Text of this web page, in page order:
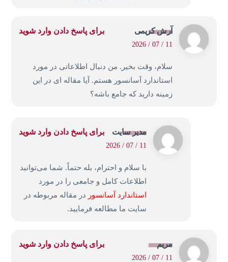
آرش کریمی
11 / 07 / 2026
سلام، وقت بخیر. من دنبال اطلاعاتی در مورد
استاندارد آسانسور هستم. آیا مقاله ای در این
زمینه دارید که جامع باشه؟
برای پاسخ دادن وارد شوید
مدیر سایت
11 / 07 / 2026
با سلام و احترام، بله حتماً. شما می‌توانید
اطلاعات کامل و جامعی را در مورد
استاندارد آسانسور در مقاله مربوطه در
سایت ما مطالعه فرمایید.
برای پاسخ دادن وارد شوید
مریم
11 / 07 / 2026
برای پاسخ دادن وارد شوید